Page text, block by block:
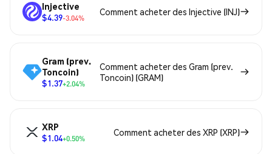
Injective
$4.39-3.04%
Comment acheter des Injective (INJ)
Gram (prev.
Toncoin)
$1.37+2.04%
Comment acheter des Gram (prev.
Toncoin) (GRAM)
XRP
$1.04+0.50%
Comment acheter des XRP (XRP)